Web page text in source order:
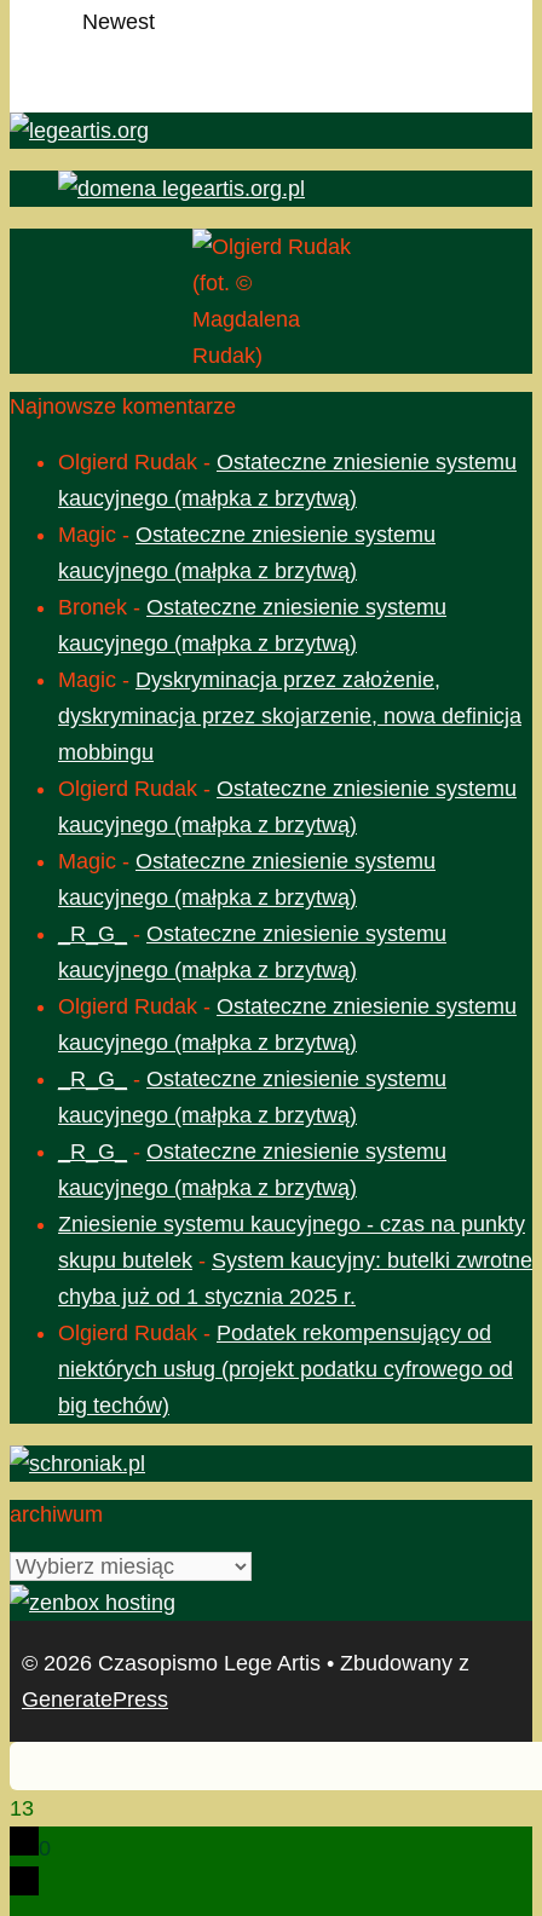
Newest
(fot. ©
Magdalena
Rudak)
Najnowsze komentarze
Olgierd Rudak - Ostateczne zniesienie systemu
kaucyjnego (małpka z brzytwą)
Magic - Ostateczne zniesienie systemu
kaucyjnego (małpka z brzytwą)
Bronek - Ostateczne zniesienie systemu
kaucyjnego (małpka z brzytwą)
Magic - Dyskryminacja przez założenie,
dyskryminacja przez skojarzenie, nowa definicja
mobbingu
Olgierd Rudak - Ostateczne zniesienie systemu
kaucyjnego (małpka z brzytwą)
Magic - Ostateczne zniesienie systemu
kaucyjnego (małpka z brzytwą)
_R_G_
- Ostateczne zniesienie systemu
kaucyjnego (małpka z brzytwą)
Olgierd Rudak - Ostateczne zniesienie systemu
kaucyjnego (małpka z brzytwą)
_R_G_
- Ostateczne zniesienie systemu
kaucyjnego (małpka z brzytwą)
_R_G_
- Ostateczne zniesienie systemu
kaucyjnego (małpka z brzytwą)
Zniesienie systemu kaucyjnego - czas na punkty
skupu butelek - System kaucyjny: butelki zwrotne
chyba już od 1 stycznia 2025 r.
Olgierd Rudak - Podatek rekompensujący od
niektórych usług (projekt podatku cyfrowego od
big techów)
archiwum
archiwum
© 2026 Czasopismo Lege Artis • Zbudowany z
GeneratePress
13
0